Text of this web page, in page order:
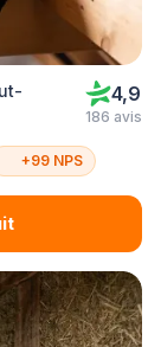
4,9
186 avis
+99 NPS